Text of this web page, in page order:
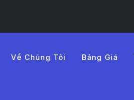
Về Chúng Tôi Bảng Giá